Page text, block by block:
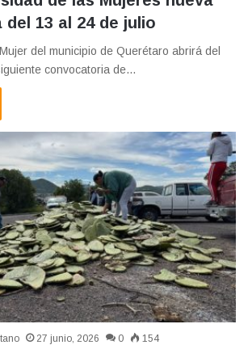
13 al 24 de julio
del municipio de Querétaro abrirá del
convocatoria de…
27 junio, 2026 0 154